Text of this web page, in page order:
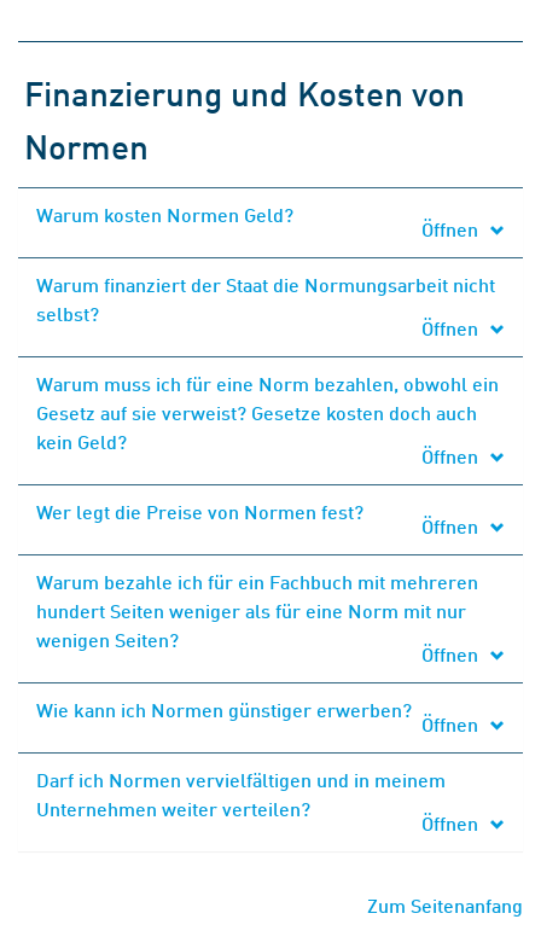
Finanzierung und Kosten von
Normen
Warum kosten Normen Geld?
Öffnen
Warum finanziert der Staat die Normungsarbeit nicht
selbst?
Öffnen
Warum muss ich für eine Norm bezahlen, obwohl ein
Gesetz auf sie verweist? Gesetze kosten doch auch
kein Geld?
Öffnen
Wer legt die Preise von Normen fest?
Öffnen
Warum bezahle ich für ein Fachbuch mit mehreren
hundert Seiten weniger als für eine Norm mit nur
wenigen Seiten?
Öffnen
Wie kann ich Normen günstiger erwerben?
Öffnen
Darf ich Normen vervielfältigen und in meinem
Unternehmen weiter verteilen?
Öffnen
Zum Seitenanfang